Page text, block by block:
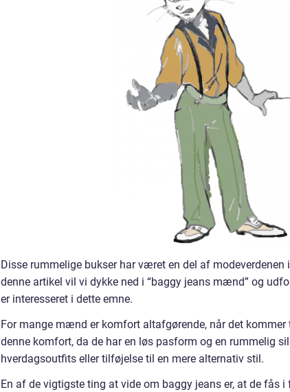
Disse rummelige bukser har været en del af
denne artikel vil vi dykke ned i “baggy jeans mænd” og
er interesseret i dette emne.
For mange mænd er komfort altafgørende, når det
denne komfort, da de har en løs pasform og en rummelig
hverdagsoutfits eller tilføjelse til en mere alternativ stil.
En af de vigtigste ting at vide om baggy jeans er, at de fås